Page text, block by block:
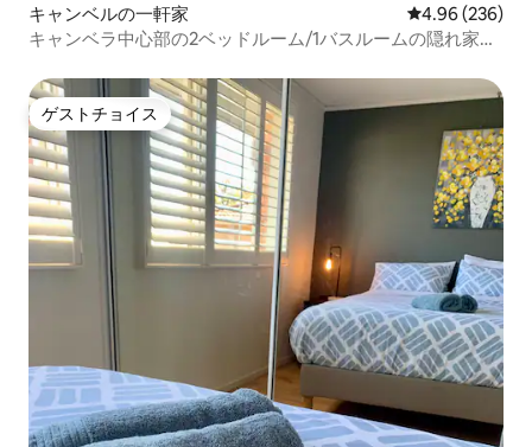
キャンベルの一軒家 レビュー236
4.96 (236)
キャンベラ中心部の2ベッドルーム/1バスルームの隠れ家
ゲストチョイス
ゲストチョイス